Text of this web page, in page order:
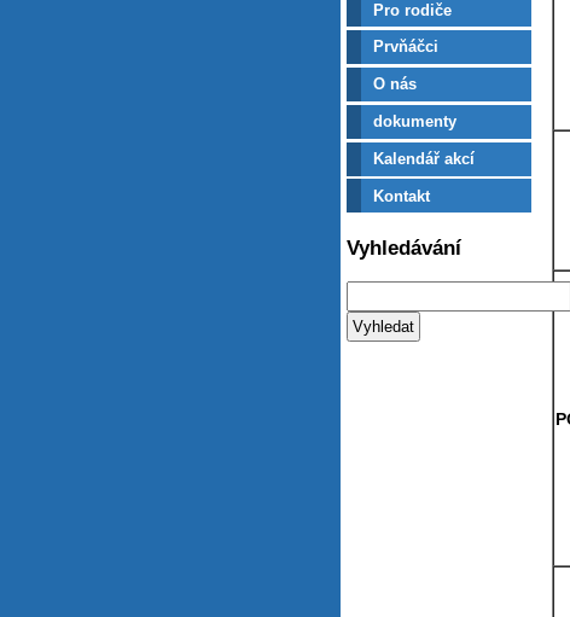
Pro rodiče
Prvňáčci
O nás
dokumenty
Kalendář akcí
Kontakt
Vyhledávání